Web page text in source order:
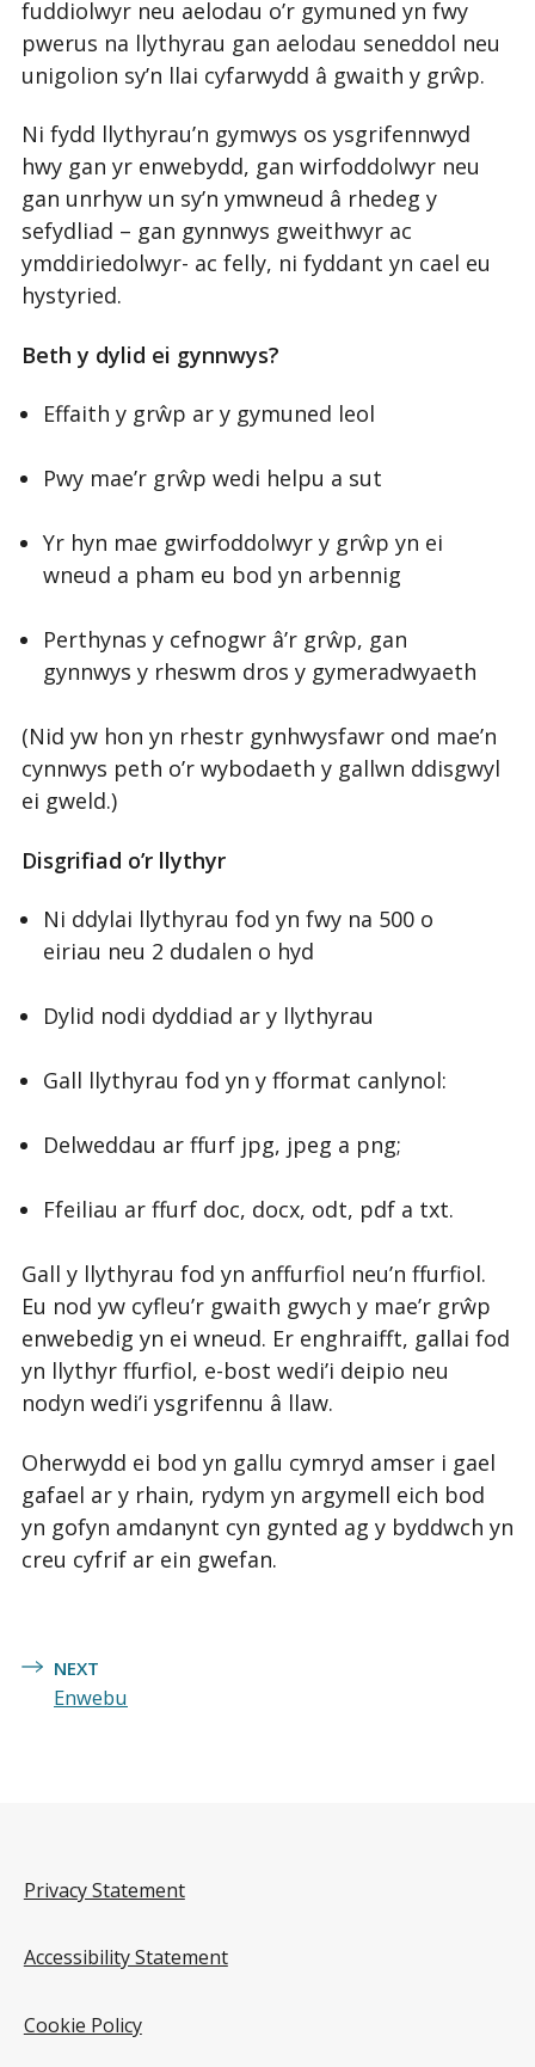
fuddiolwyr neu aelodau o’r gymuned yn fwy
pwerus na llythyrau gan aelodau seneddol neu
unigolion sy’n llai cyfarwydd â gwaith y grŵp.
Ni fydd llythyrau’n gymwys os ysgrifennwyd
hwy gan yr enwebydd, gan wirfoddolwyr neu
gan unrhyw un sy’n ymwneud â rhedeg y
sefydliad – gan gynnwys gweithwyr ac
ymddiriedolwyr- ac felly, ni fyddant yn cael eu
hystyried.
Beth y dylid ei gynnwys?
Effaith y grŵp ar y gymuned leol
Pwy mae’r grŵp wedi helpu a sut
Yr hyn mae gwirfoddolwyr y grŵp yn ei
wneud a pham eu bod yn arbennig
Perthynas y cefnogwr â’r grŵp, gan
gynnwys y rheswm dros y gymeradwyaeth
(Nid yw hon yn rhestr gynhwysfawr ond mae’n
cynnwys peth o’r wybodaeth y gallwn ddisgwyl
ei gweld.)
Disgrifiad o’r llythyr
Ni ddylai llythyrau fod yn fwy na 500 o
eiriau neu 2 dudalen o hyd
Dylid nodi dyddiad ar y llythyrau
Gall llythyrau fod yn y fformat canlynol:
Delweddau ar ffurf jpg, jpeg a png;
Ffeiliau ar ffurf doc, docx, odt, pdf a txt.
Gall y llythyrau fod yn anffurfiol neu’n ffurfiol.
Eu nod yw cyfleu’r gwaith gwych y mae’r grŵp
enwebedig yn ei wneud. Er enghraifft, gallai fod
yn llythyr ffurfiol, e-bost wedi’i deipio neu
nodyn wedi’i ysgrifennu â llaw.
Oherwydd ei bod yn gallu cymryd amser i gael
gafael ar y rhain, rydym yn argymell eich bod
yn gofyn amdanynt cyn gynted ag y byddwch yn
creu cyfrif ar ein gwefan.
NEXT
Enwebu
Privacy Statement
Accessibility Statement
Cookie Policy